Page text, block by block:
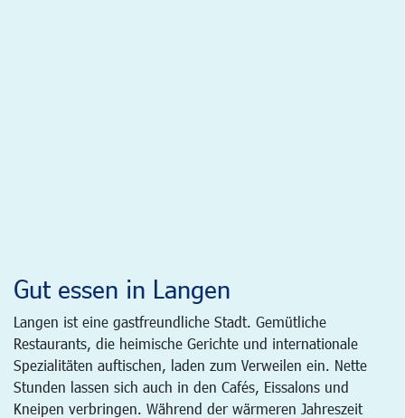
Gut essen in Langen
Langen ist eine gastfreundliche Stadt. Gemütliche
Restaurants, die heimische Gerichte und internationale
Spezialitäten auftischen, laden zum Verweilen ein. Nette
Stunden lassen sich auch in den Cafés, Eissalons und
Kneipen verbringen. Während der wärmeren Jahreszeit